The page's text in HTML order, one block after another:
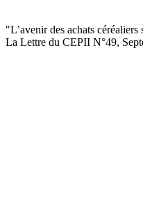
"L’avenir des achats céréaliers
La Lettre du CEPII N°49,